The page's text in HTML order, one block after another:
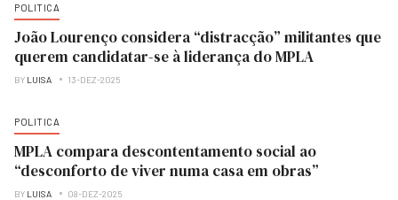
POLITICA
João Lourenço considera “distracção” militantes que
querem candidatar-se à liderança do MPLA
BY LUISA 13-DEZ-2025
POLITICA
MPLA compara descontentamento social ao
“desconforto de viver numa casa em obras”
BY LUISA 08-DEZ-2025